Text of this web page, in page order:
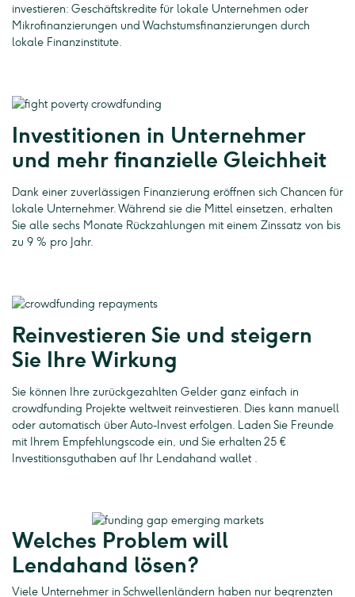
investieren: Geschäftskredite für lokale Unternehmen oder
Mikrofinanzierungen und Wachstumsfinanzierungen durch
lokale Finanzinstitute.
Investitionen in Unternehmer
und mehr finanzielle Gleichheit
Dank einer zuverlässigen Finanzierung eröffnen sich Chancen für
lokale Unternehmer. Während sie die Mittel einsetzen, erhalten
Sie alle sechs Monate Rückzahlungen mit einem Zinssatz von bis
zu 9 % pro Jahr.
Reinvestieren Sie und steigern
Sie Ihre Wirkung
Sie können Ihre zurückgezahlten Gelder ganz einfach in
crowdfunding Projekte weltweit reinvestieren. Dies kann manuell
oder automatisch über Auto-Invest erfolgen. Laden Sie Freunde
mit Ihrem Empfehlungscode ein, und Sie erhalten 25 €
Investitionsguthaben auf Ihr Lendahand wallet .
Welches Problem will
Lendahand lösen?
Viele Unternehmer in Schwellenländern haben nur begrenzten